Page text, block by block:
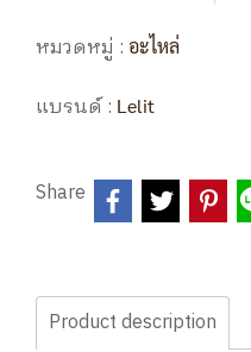
หมวดหมู่ : อะไหล่
แบรนด์ : Lelit
Share
Product description